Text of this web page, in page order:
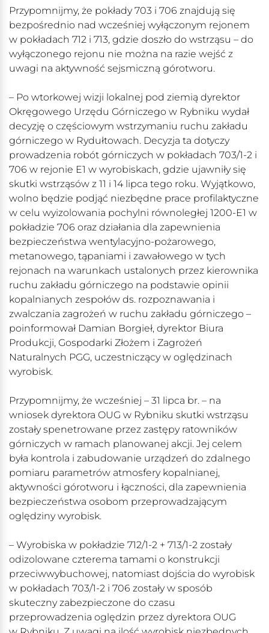
Przypomnijmy, że pokłady 703 i 706 znajdują się
bezpośrednio nad wcześniej wyłączonym rejonem
w pokładach 712 i 713, gdzie doszło do wstrząsu – do
wyłączonego rejonu nie można na razie wejść z
uwagi na aktywność sejsmiczną górotworu.
– Po wtorkowej wizji lokalnej pod ziemią dyrektor
Okręgowego Urzędu Górniczego w Rybniku wydał
decyzję o częściowym wstrzymaniu ruchu zakładu
górniczego w Rydułtowach. Decyzja ta dotyczy
prowadzenia robót górniczych w pokładach 703/1-2 i
706 w rejonie E1 w wyrobiskach, gdzie ujawniły się
skutki wstrząsów z 11 i 14 lipca tego roku. Wyjątkowo,
wolno będzie podjąć niezbędne prace profilaktyczne
w celu wyizolowania pochylni równoległej 1200-E1 w
pokładzie 706 oraz działania dla zapewnienia
bezpieczeństwa wentylacyjno-pożarowego,
metanowego, tąpaniami i zawałowego w tych
rejonach na warunkach ustalonych przez kierownika
ruchu zakładu górniczego na podstawie opinii
kopalnianych zespołów ds. rozpoznawania i
zwalczania zagrożeń w ruchu zakładu górniczego –
poinformował Damian Borgieł, dyrektor Biura
Produkcji, Gospodarki Złożem i Zagrożeń
Naturalnych PGG, uczestniczący w oględzinach
wyrobisk.
Przypomnijmy, że wcześniej – 31 lipca br. – na
wniosek dyrektora OUG w Rybniku skutki wstrząsu
zostały spenetrowane przez zastępy ratowników
górniczych w ramach planowanej akcji. Jej celem
była kontrola i zabudowanie urządzeń do zdalnego
pomiaru parametrów atmosfery kopalnianej,
aktywności górotworu i łączności, dla zapewnienia
bezpieczeństwa osobom przeprowadzającym
oględziny wyrobisk.
– Wyrobiska w pokładzie 712/1-2 + 713/1-2 zostały
odizolowane czterema tamami o konstrukcji
przeciwwybuchowej, natomiast dojścia do wyrobisk
w pokładach 703/1-2 i 706 zostały w sposób
skuteczny zabezpieczone do czasu
przeprowadzenia oględzin przez dyrektora OUG